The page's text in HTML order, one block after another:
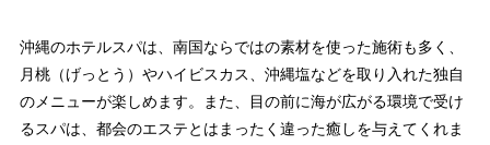
沖縄のホテルスパは、南国ならではの素材を使った施術も多く、
月桃（げっとう）やハイビスカス、沖縄塩などを取り入れた独自
のメニューが楽しめます。また、目の前に海が広がる環境で受け
るスパは、都会のエステとはまったく違った癒しを与えてくれま